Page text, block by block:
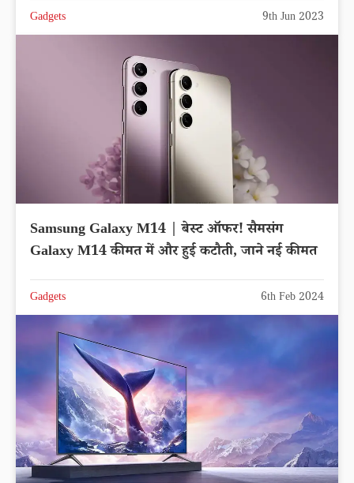
Gadgets 9th Jun 2023
Samsung Galaxy M14 | बेस्ट ऑफर! सैमसंग
Galaxy M14 कीमत में और हुई कटौती, जाने नई कीमत
Gadgets 6th Feb 2024